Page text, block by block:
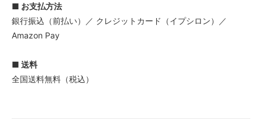
■ お支払方法
銀行振込（前払い）／ クレジットカード（イプシロン）／
Amazon Pay
■ 送料
全国送料無料（税込）